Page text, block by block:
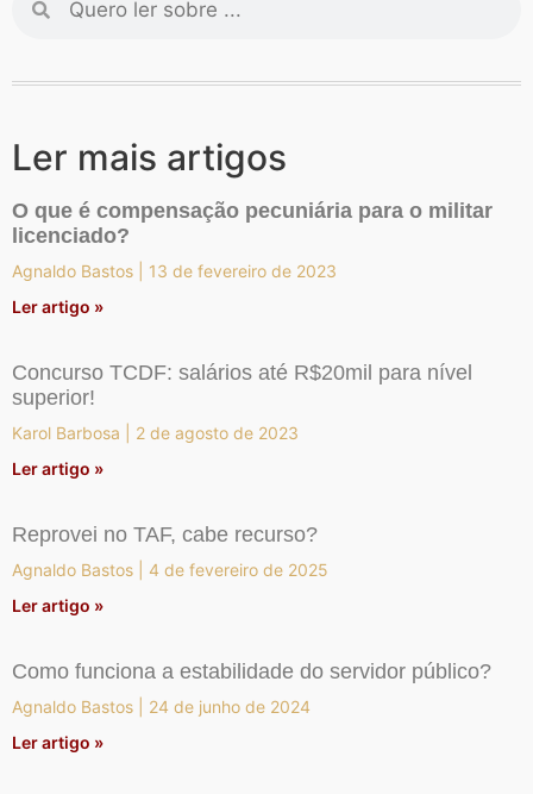
Ler mais artigos
O que é compensação pecuniária para o militar
licenciado?
Agnaldo Bastos
13 de fevereiro de 2023
Ler artigo »
Concurso TCDF: salários até R$20mil para nível
superior!
Karol Barbosa
2 de agosto de 2023
Ler artigo »
Reprovei no TAF, cabe recurso?
Agnaldo Bastos
4 de fevereiro de 2025
Ler artigo »
Como funciona a estabilidade do servidor público?
Agnaldo Bastos
24 de junho de 2024
Ler artigo »